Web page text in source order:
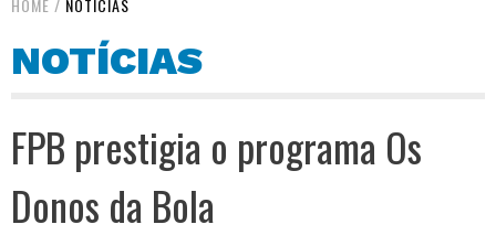
HOME / NOTÍCIAS
NOTÍCIAS
FPB prestigia o programa Os
Donos da Bola